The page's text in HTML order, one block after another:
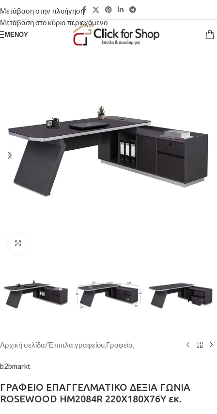
Μετάβαση στην πλοήγηση
Μετάβαση στο κύριο περιεχόμενο
ΜΕΝΟΎ
Αρχική σελίδα/Έπιπλα γραφείου,Γραφεία,
b2bmarkt
ΓΡΑΦΕΙΟ ΕΠΑΓΓΕΛΜΑΤΙΚΟ ΔΕΞΙΑ ΓΩΝΙΑ
ROSEWOOD HM2084R 220X180X76Υ εκ.